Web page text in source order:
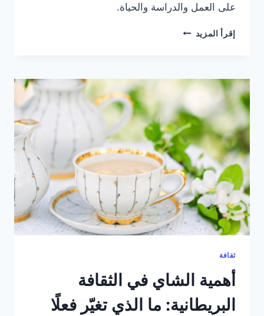
على العمل والدراسة والحياة.
إقرأ المزيد تقويم
المتحدة
التواريخ
المؤكدة،
أوقات
الصيام،
وما
لا
يخبرك
به
أحد
ثقافة
أهمية الشاي في الثقافة
البريطانية: ما الذي تغيّر فعلًا